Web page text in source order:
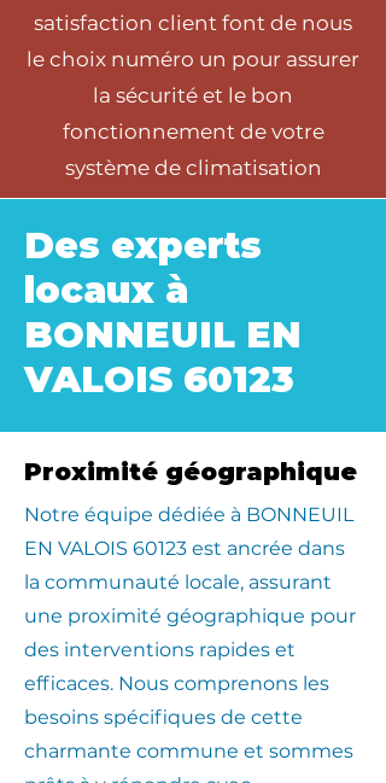
satisfaction client font de nous
le choix numéro un pour assurer
la sécurité et le bon
fonctionnement de votre
système de climatisation
Des experts
locaux à
BONNEUIL EN
VALOIS 60123
Proximité géographique
​Notre équipe dédiée à BONNEUIL
EN VALOIS 60123 est ancrée dans
la communauté locale, assurant
une proximité géographique pour
des interventions rapides et
efficaces. Nous comprenons les
besoins spécifiques de cette
charmante commune et sommes